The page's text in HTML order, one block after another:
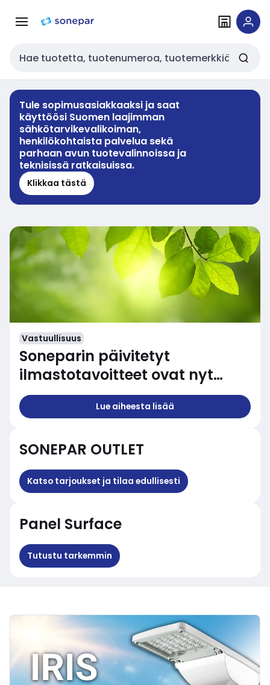
navigointiinsisältöön
Haku
Tule sopimusasiakkaaksi ja saat
käyttöösi Suomen laajimman
sähkötarvikevalikoiman,
henkilökohtaista palvelua sekä
parhaan avun tuotevalinnoissa ja
teknisissä ratkaisuissa.
Klikkaa tästä
Vastuullisuus
Soneparin päivitetyt
ilmastotavoitteet ovat nyt
SBTi:n varmistamia
Lue aiheesta lisää
SONEPAR OUTLET
Katso tarjoukset ja tilaa edullisesti
Panel Surface
Tutustu tarkemmin